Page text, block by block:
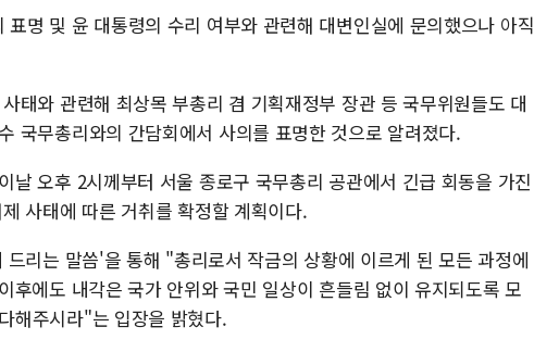
명 및 윤 대통령의 수리 여부와 관련해 대변인실에 문의했으나 아직
태와 관련해 최상목 부총리 겸 기획재정부 장관 등 국무위원들도 대
국무총리와의 간담회에서 사의를 표명한 것으로 알려졌다.
날 오후 2시께부터 서울 종로구 국무총리 공관에서 긴급 회동을 가진
사태에 따른 거취를 확정할 계획이다.
리는 말씀'을 통해 "총리로서 작금의 상황에 이르게 된 모든 과정에
후에도 내각은 국가 안위와 국민 일상이 흔들림 없이 유지되도록 모
해주시라"는 입장을 밝혔다.